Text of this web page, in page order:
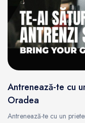
Antrenează-te cu
Oradea
Antrenează-te cu un